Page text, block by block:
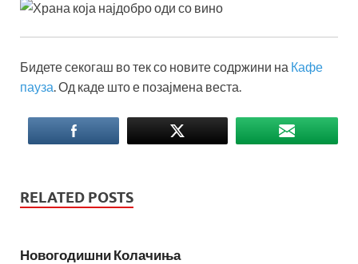
Бидете секогаш во тек со новите содржини на Кафе
пауза . Од каде што е позајмена веста.
RELATED POSTS
Новогодишни Колачиња